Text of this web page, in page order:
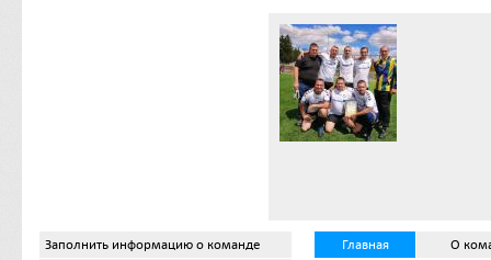
Заполнить информацию о команде
Главная О